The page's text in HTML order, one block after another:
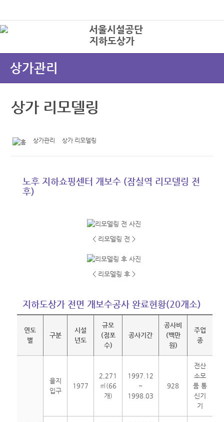
지하도상가
상가관리
상가 리모델링
상가관리 상가 리모델링
노후 지하쇼핑센터 개보수 (잠실역 리모델링 전
후)
< 리모델링 전 >
< 리모델링 후 >
지하도상가 전면 개보수공사 완료현황(20개소)
연도
별
구분
시설
년도
규모
(점포
수)
공사기간
공사비
(백만
원)
주업
종
을지
입구
1977
2,271
㎡(66
개)
1997.12
~
1998.03
928
전산
소모
품 통
신기
기